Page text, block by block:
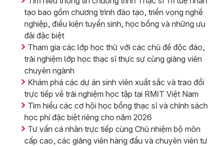
tạo bao gồm chương trình đào tạo, triển vọng nghề
nghiệp, điều kiện tuyển sinh, học bổng và những ưu
đãi đặc biệt
Tham gia các lớp học thử với các chủ đề độc đáo,
trải nghiệm lớp học thạc sĩ thực sự cùng giảng viên
chuyên ngành
Khám phá các dự án sinh viên xuất sắc và trao đổi
trực tiếp về trải nghiệm học tập tại RMIT Việt Nam
Tìm hiểu các cơ hội học bổng thạc sĩ và chính sách
học phí đặc biệt riêng cho năm 2026
Tư vấn cá nhân trực tiếp cùng Chủ nhiệm bộ môn
cấp cao, các giảng viên hàng đầu và chuyên viên tư